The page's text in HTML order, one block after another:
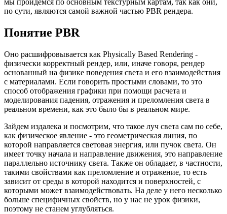
мы пройдемся по основным текстурным картам, так как они,
по сути, являются самой важной частью PBR рендера.
Понятие PBR
Оно расшифровывается как Physically Based Rendering -
физически корректный рендер, или, иначе говоря, рендер
основанный на физике поведения света и его взаимодействия
с материалами. Если говорить простыми словами, то это
способ отображения графики при помощи расчета и
моделирования падения, отражения и преломления света в
реальном времени, как это было бы в реальном мире.
Зайдем издалека и посмотрим, что такое луч света сам по себе,
как физическое явление - это геометрическая линия, по
которой направляется световая энергия, или пучок света. Он
имеет точку начала и направление движения, это направление
параллельно источнику света. Также он обладает, в частности,
такими свойствами как преломление и отражение, то есть
зависит от среды в которой находится и поверхностей, с
которыми может взаимодействовать. На деле у него несколько
больше специфичных свойств, но у нас не урок физики,
поэтому не станем углубляться.